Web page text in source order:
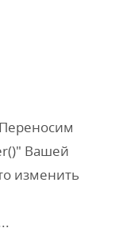
Вашей
изменить